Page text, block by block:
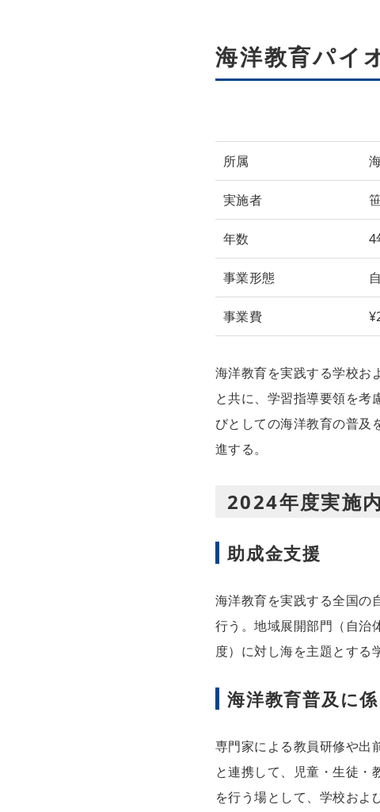
海洋教育パイ
所属
実施者
年数 4
事業形態
事業費
海洋教育を実践する学校お
と共に、学習指導要領を考
びとしての海洋教育の普及
進する。
2024年度実施
助成金支援
海洋教育を実践する全国の
行う。地域展開部門（自治
度）に対し海を主題とする
海洋教育普及に
専門家による教員研修や出
と連携して、児童・生徒・
を行う場として、学校およ